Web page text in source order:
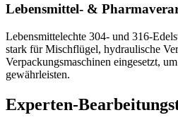
Lebensmittel- &
Lebensmittelechte 304- und 316-
stark für Mischflügel, hydraulische
Verpackungsmaschinen eingesetzt,
gewährleisten.
Experten-